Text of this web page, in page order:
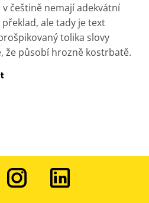
v češtině nemají adekvátní
překlad, ale tady je text
tolika slovy
že působí hrozně kostrbatě.